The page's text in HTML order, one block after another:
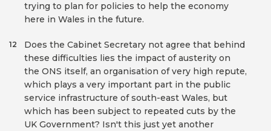
trying to plan for policies to help the economy
here in Wales in the future.
Does the Cabinet Secretary not agree that behind
these difficulties lies the impact of austerity on
the ONS itself, an organisation of very high repute,
which plays a very important part in the public
service infrastructure of south-east Wales, but
which has been subject to repeated cuts by the
UK Government? Isn't this just yet another
12